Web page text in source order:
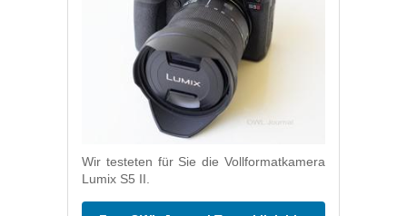
Wir testeten für Sie die Vollformatkamera
Lumix S5 II.